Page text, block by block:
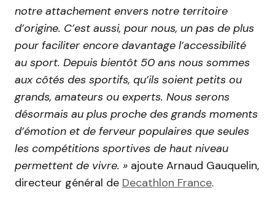
notre attachement envers notre territoire
d’origine. C’est aussi, pour nous, un pas de plus
pour faciliter encore davantage l’accessibilité
au sport. Depuis bientôt 50 ans nous sommes
aux côtés des sportifs, qu’ils soient petits ou
grands, amateurs ou experts. Nous serons
désormais au plus proche des grands moments
d’émotion et de ferveur populaires que seules
les compétitions sportives de haut niveau
permettent de vivre. » ajoute Arnaud Gauquelin,
directeur général de Decathlon France.